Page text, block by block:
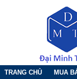
TRANG CHỦ MUA